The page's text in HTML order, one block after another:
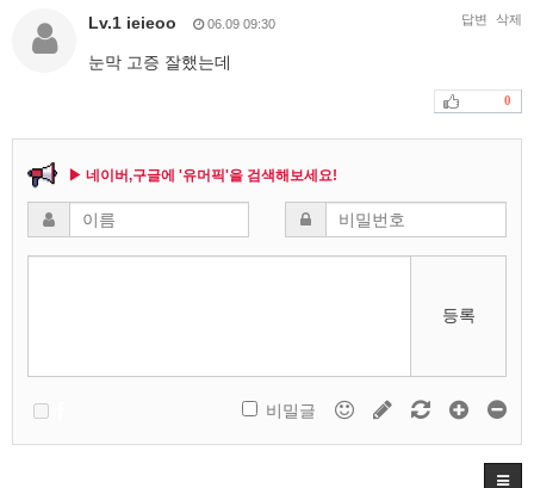
Lv.1 ieieoo 06.09 09:30 답변 삭제
눈막 고증 잘했는데
0
▶ 네이버,구글에 '유머픽'을 검색해보세요!
등록
비밀글